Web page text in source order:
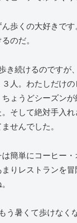
歩くの大好きです
のだ。
き続けるのですが
人。わたしだけの
ょうどシーズン
そして絶対手入れ
せんでした。
簡単にコーヒー
りレストランを
う暑くて歩けなく